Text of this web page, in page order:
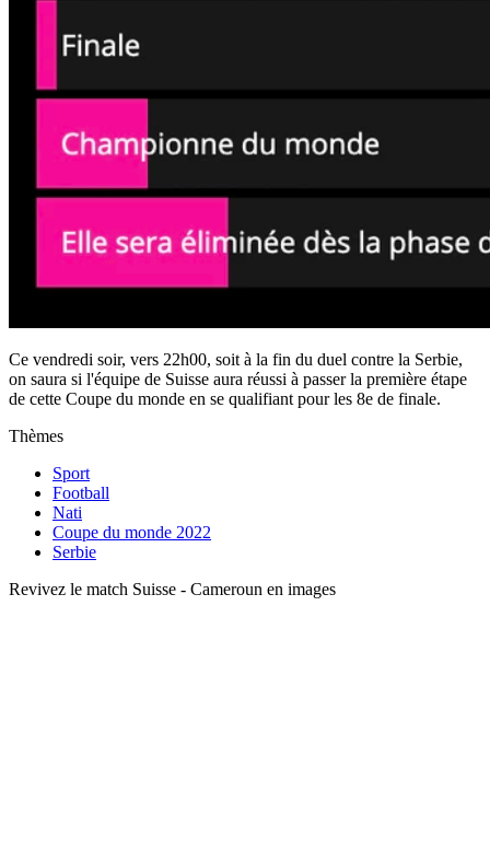
Ce vendredi soir, vers 22h00, soit à la fin du duel contre la Serbie,
on saura si l'équipe de Suisse aura réussi à passer la première étape
de cette Coupe du monde en se qualifiant pour les 8e de finale.
Thèmes
Sport
Football
Nati
Coupe du monde 2022
Serbie
Revivez le match Suisse - Cameroun en images